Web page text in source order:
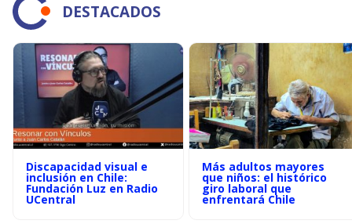
DESTACADOS
Discapacidad visual e
inclusión en Chile:
Fundación Luz en Radio
UCentral
Más adultos mayores
que niños: el histórico
giro laboral que
enfrentará Chile